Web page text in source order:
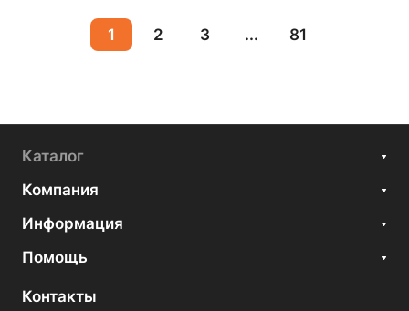
1 2 3 ... 81
Каталог
Компания
Информация
Помощь
Контакты